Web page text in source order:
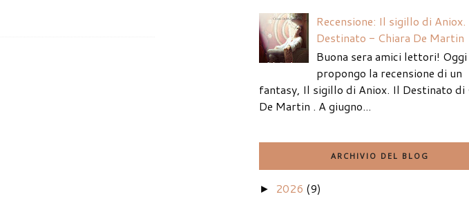
Recensione: Il sigillo di
Destinato - Chiara De Martin
Buona sera amici lettori!
propongo la recensione di un
fantasy, Il sigillo di Aniox. Il Destinato di
De Martin . A giugno...
ARCHIVIO DEL BLOG
► 2026 (9)